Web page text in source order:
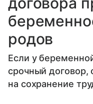
родов
Если у
срочный договор,
на сохранение